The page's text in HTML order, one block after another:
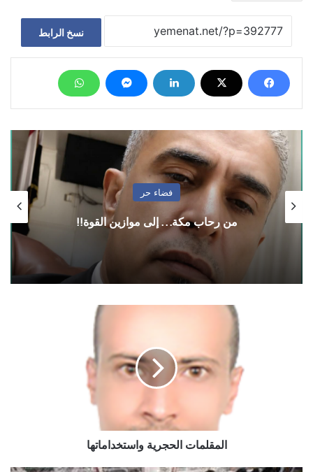
نسخ الرابط
فضاء حر
من رحاب مكة… إلى موازين القوة!!
المقلمات الحجرية واستخداماتها